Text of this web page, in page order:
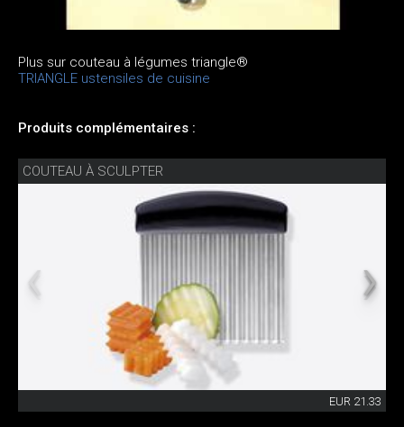
Plus sur couteau à légumes triangle®
TRIANGLE ustensiles de cuisine
Produits complémentaires :
COUTEAU À SCULPTER
EUR 21.33